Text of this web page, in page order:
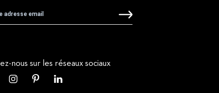
nous sur les réseaux sociaux